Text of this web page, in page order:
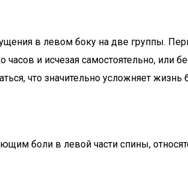
в левом боку на две группы.
и исчезая самостоятельно, или
что значительно усложняет жизнь
боли в левой части спины,